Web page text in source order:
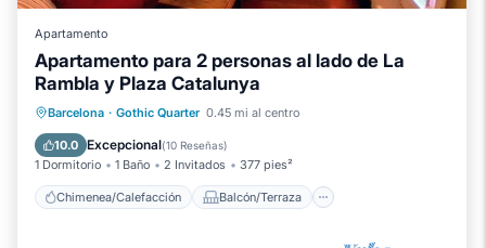
Apartamento
Apartamento para 2 personas al lado de La
Rambla y Plaza Catalunya
Barcelona · Gothic Quarter 0.45 mi al centro
10.0 Excepcional(10 Reseñas)
1 Dormitorio 1 Baño 2 Invitados 377 pies²
Chimenea/Calefacción Balcón/Terraza
Chimenea/Calefacción
Balcón/Terraza
Cocina
Aire acondicionado